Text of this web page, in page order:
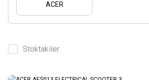
ACER
Stoktakiler